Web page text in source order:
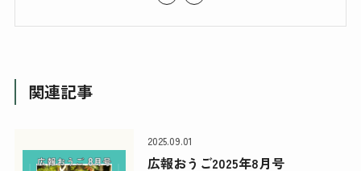
関連記事
広報おうご2025年8月号
2025.09.01